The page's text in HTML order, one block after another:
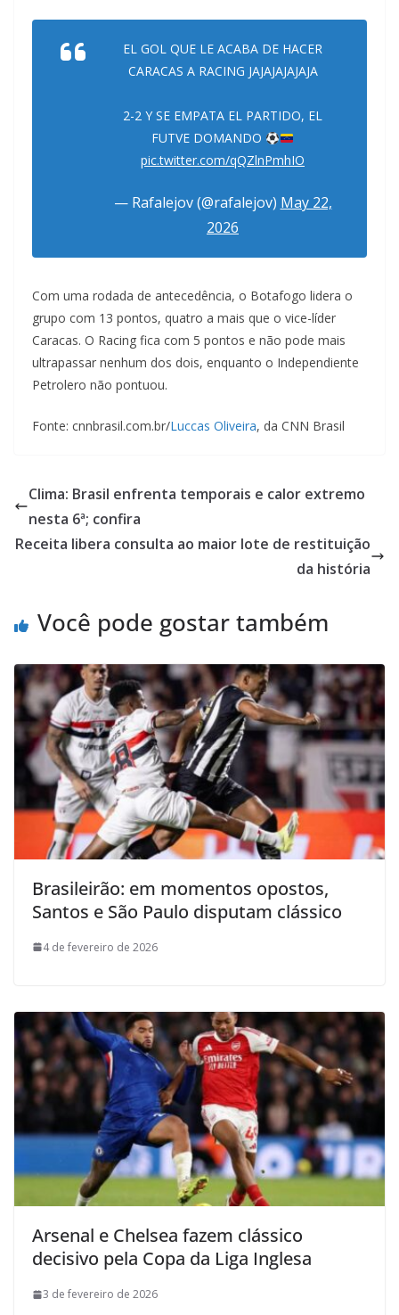
EL GOL QUE LE ACABA DE HACER
CARACAS A RACING JAJAJAJAJAJA
2-2 Y SE EMPATA EL PARTIDO, EL
FUTVE DOMANDO
pic.twitter.com/qQZlnPmhIO
— Rafalejov (@rafalejov) May 22,
2026
Com uma rodada de antecedência, o Botafogo lidera o
grupo com 13 pontos, quatro a mais que o vice-líder
Caracas. O Racing fica com 5 pontos e não pode mais
ultrapassar nenhum dos dois, enquanto o Independiente
Petrolero não pontuou.
Fonte: cnnbrasil.com.br/Luccas Oliveira, da CNN Brasil
Clima: Brasil enfrenta temporais e calor extremo
nesta 6ª; confira
Receita libera consulta ao maior lote de restituição
da história
Você pode gostar também
Brasileirão: em momentos opostos,
Santos e São Paulo disputam clássico
4 de fevereiro de 2026
Arsenal e Chelsea fazem clássico
decisivo pela Copa da Liga Inglesa
3 de fevereiro de 2026